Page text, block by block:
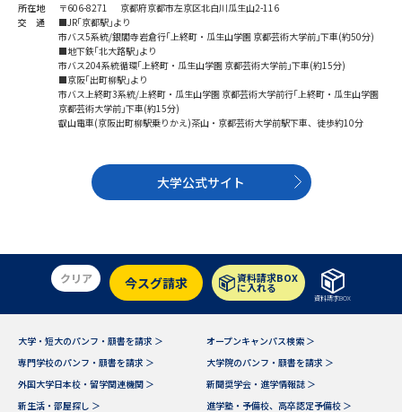
所在地
〒606-8271 京都府京都市左京区北白川瓜生山2-116
交 通
■JR｢京都駅｣より
市バス5系統/銀閣寺岩倉行｢上終町・瓜生山学園 京都芸術大学前｣下車(約50分)
■地下鉄｢北大路駅｣より
市バス204系統循環｢上終町・瓜生山学園 京都芸術大学前｣下車(約15分)
■京阪｢出町柳駅｣より
市バス上終町3系統/上終町・瓜生山学園 京都芸術大学前行｢上終町・瓜生山学園
京都芸術大学前｣下車(約15分)
叡山電車(京阪出町柳駅乗りかえ)茶山・京都芸術大学前駅下車、徒歩約10分
大学公式サイト
クリア 今スグ請求 資料請求BOX
に入れる
資料請求BOX
大学・短大のパンフ・願書を請求 ＞
オープンキャンパス検索 ＞
専門学校のパンフ・願書を請求 ＞
大学院のパンフ・願書を請求 ＞
外国大学日本校・留学関連機関 ＞
新聞奨学会・進学情報誌 ＞
新生活・部屋探し ＞
進学塾・予備校、高卒認定予備校 ＞